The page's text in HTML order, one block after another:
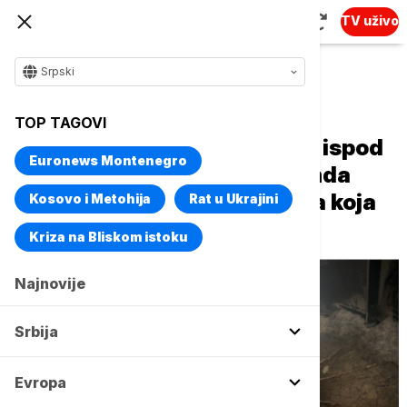
TV uživo
Srpski
TOP TAGOVI
Euronews Montenegro
Kosovo i Metohija Rat u Ukrajini
Kriza na Bliskom istoku
Najnovije
Srbija
Evropa
Šta se krije u tajnom prolazu ispod
američkog Kongresa? Legenda
kaže da je tuda prošla vojska koja
ga je spalila (VIDEO)